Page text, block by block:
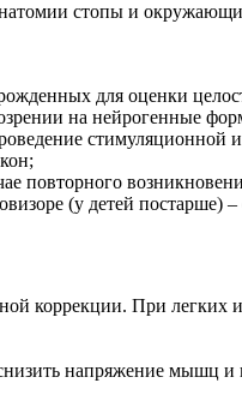
стопы и
для оценки
на нейрогенные
стимуляционной
повторного
(у детей постарше)
коррекции. При легких
напряжение мышц